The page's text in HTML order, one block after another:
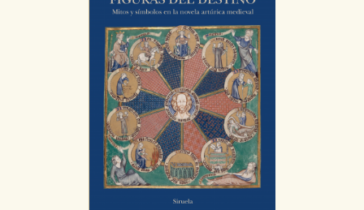
Estas cookies son gestionadas por nuestros socios
publicitarios y se utilizan para mostrar publicidad
relevante para sus intereses en otros sitios. No
almacenan directamente información personal sino
que se basan en la identificación única de su
navegador y dispositivo de internet.
GUARDAR CONFIGURACIÓN
Puede consultar nuestra política de cookies